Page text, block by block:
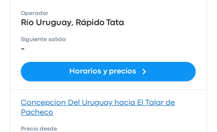
Operador
Río Uruguay, Rápido Tata
Siguiente salida
-
Horarios y precios
Concepcion Del Uruguay hacia El Talar de
Pacheco
Precio desde